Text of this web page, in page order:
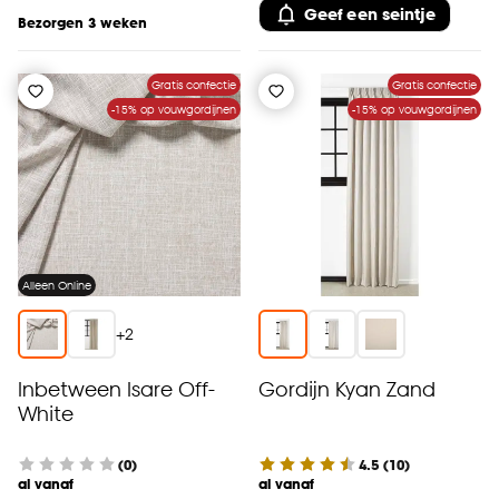
Bezorgen 3 weken Geef een seintje
Gratis confectie
-15% op vouwgordijnen
Alleen Online
+2
Inbetween Isare Off-
White
(0)
al vanaf
Gratis confectie
-15% op vouwgordijnen
Gordijn Kyan Zand
4.5 (10)
al vanaf